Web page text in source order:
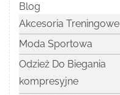
Blog
Akcesoria Treningowe
Moda Sportowa
Odzież Do Biegania
kompresyjne